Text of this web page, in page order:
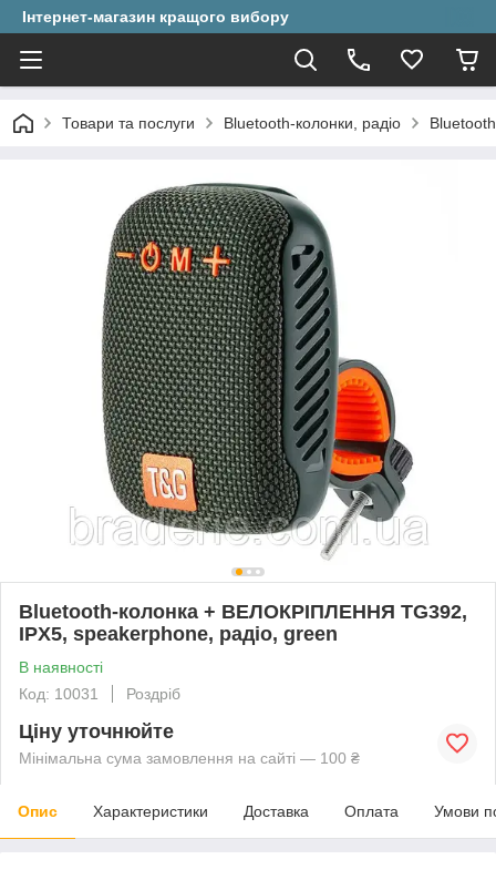
Інтернет-магазин кращого вибору
Товари та послуги Bluetooth-колонки, радіо
Bluetooth-колонка + ВЕЛОКРІПЛЕННЯ TG392,
IPX5, speakerphone, радіо, green
В наявності
Код: 10031
Роздріб
Ціну уточнюйте
Мінімальна сума замовлення на сайті — 100 ₴
Опис Характеристики Доставка Оплата Умови